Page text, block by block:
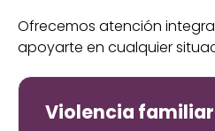
Ofrecemos atención
apoyarte en cualquier
Violencia familiar